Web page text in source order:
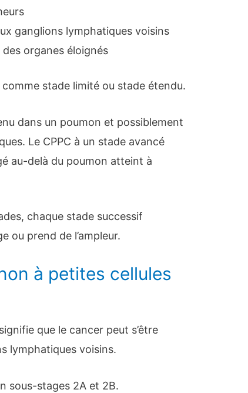
ganglions lymphatiques voisins
des organes éloignés
stade limité ou stade étendu.
dans un poumon et possiblement
Le CPPC à un stade avancé
au-delà du poumon atteint à
chaque stade successif
ou prend de l’ampleur.
à petites cellules
que le cancer peut s’être
lymphatiques voisins.
sous-stages 2A et 2B.